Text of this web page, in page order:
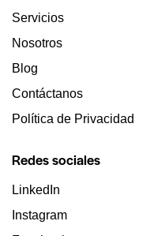
Servicios
Nosotros
Blog
Contáctanos
Política de Privacidad
Redes sociales
LinkedIn
Instagram